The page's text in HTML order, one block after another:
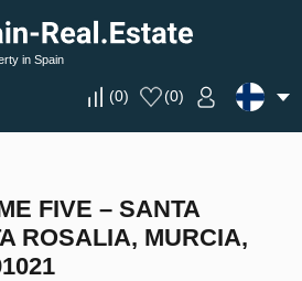
in Spain
(0) (0)
FIVE – SANTA
ROSALIA, MURCIA,